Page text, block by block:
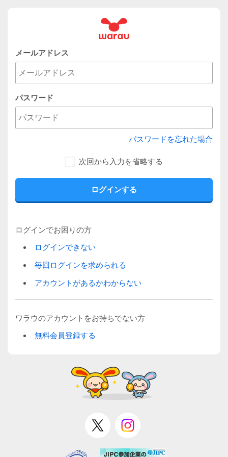
メールアドレス
パスワード
パスワードを忘れた場合
次回から入力を省略する
ログインでお困りの方
ログインできない
毎回ログインを求められる
アカウントがあるかわからない
ワラウのアカウントをお持ちでない方
無料会員登録する